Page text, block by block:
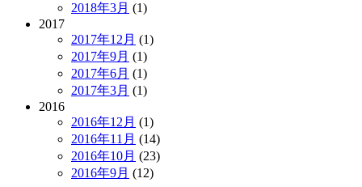
2018年3月 (1)
2017
2017年12月 (1)
2017年9月 (1)
2017年6月 (1)
2017年3月 (1)
2016
2016年12月 (1)
2016年11月 (14)
2016年10月 (23)
2016年9月 (12)